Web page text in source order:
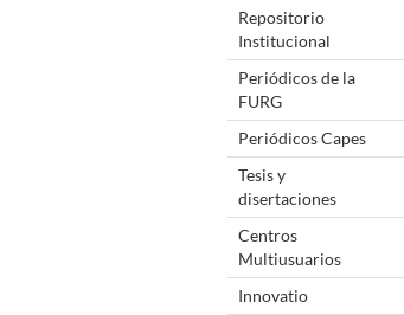
Repositorio
Institucional
Periódicos de la
FURG
Periódicos Capes
Tesis y
disertaciones
Centros
Multiusuarios
Innovatio